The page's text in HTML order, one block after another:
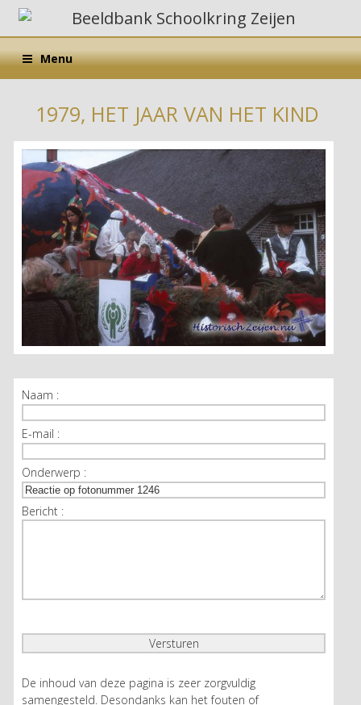
Menu
1979, HET JAAR VAN HET KIND
Naam :
E-mail :
Onderwerp :
Bericht :
De inhoud van deze pagina is zeer zorgvuldig
samengesteld. Desondanks kan het fouten of